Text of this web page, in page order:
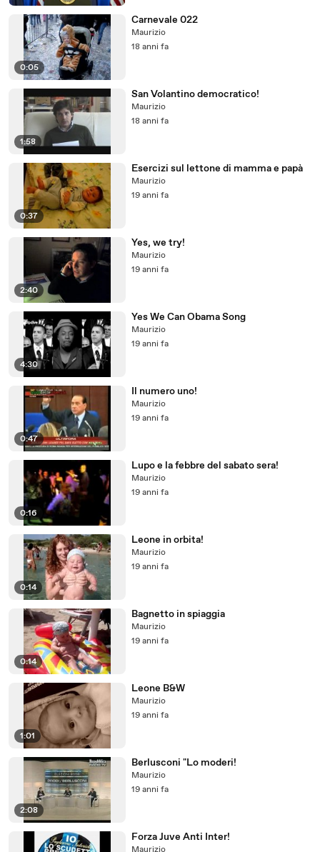
0:05
Carnevale 022
Maurizio
18 anni fa
1:58
San Volantino democratico!
Maurizio
18 anni fa
0:37
Esercizi sul lettone di mamma e papà
Maurizio
19 anni fa
2:40
Yes, we try!
Maurizio
19 anni fa
4:30
Yes We Can Obama Song
Maurizio
19 anni fa
0:47
Il numero uno!
Maurizio
19 anni fa
0:16
Lupo e la febbre del sabato sera!
Maurizio
19 anni fa
0:14
Leone in orbita!
Maurizio
19 anni fa
0:14
Bagnetto in spiaggia
Maurizio
19 anni fa
1:01
Leone B&W
Maurizio
19 anni fa
2:08
Berlusconi "Lo moderi!
Maurizio
19 anni fa
Forza Juve Anti Inter!